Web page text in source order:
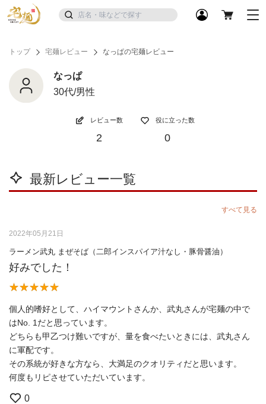
トップ 宅麺レビュー なっぱの宅麺レビュー
なっぱ
30代/男性
レビュー数
2
役に立った数
0
最新レビュー一覧
すべて見る
2022年05月21日
ラーメン武丸 まぜそば（二郎インスパイア汁なし・豚骨醤油）
好みでした！
個人的嗜好として、ハイマウントさんか、武丸さんが宅麺の中で
はNo. 1だと思っています。
どちらも甲乙つけ難いですが、量を食べたいときには、武丸さん
に軍配です。
その系統が好きな方なら、大満足のクオリティだと思います。
何度もリピさせていただいています。
0